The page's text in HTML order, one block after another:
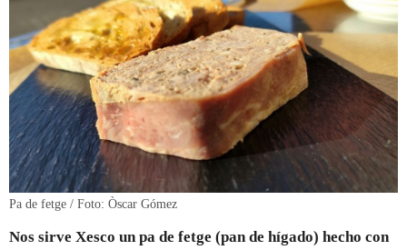
Pa de fetge / Foto: Òscar Gómez
Nos sirve Xesco un pa de fetge (pan de hígado) hecho con